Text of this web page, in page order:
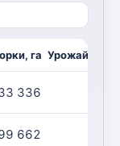
га
336
662